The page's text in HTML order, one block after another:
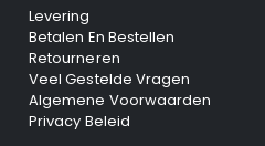
Levering
Betalen En Bestellen
Retourneren
Veel Gestelde Vragen
Algemene Voorwaarden
Privacy Beleid